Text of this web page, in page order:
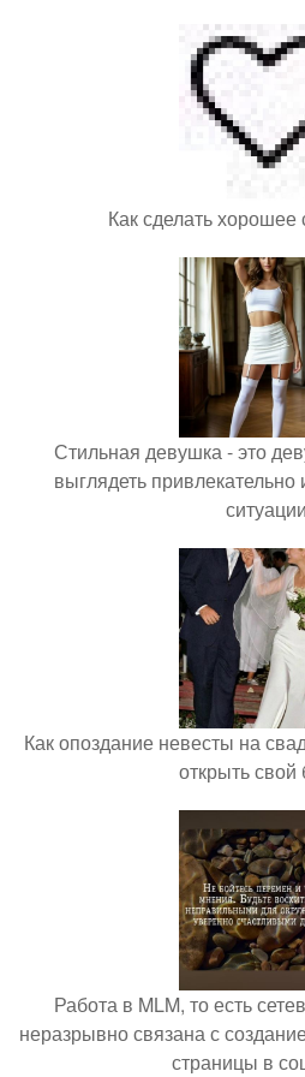
Как сделать
Стильная девушка - это
выглядеть
Как опоздание невесты на
открыть свой
Работа в MLM, то есть
неразрывно связана с
страницы в